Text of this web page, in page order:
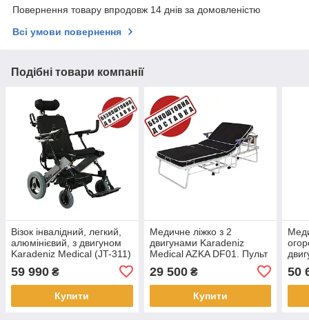
Повернення товару впродовж 14 днів за домовленістю
Всі умови повернення
Подібні товари компанії
Візок інвалідний, легкий,
алюмінієвий, з двигуном
Karadeniz Medical (JT-311)
59 990 ₴
Купити
Медичне ліжко з 2
двигунами Karadeniz
Medical AZKA DF01. Пульт
дистанційного керування
29 500₴
Купити
50